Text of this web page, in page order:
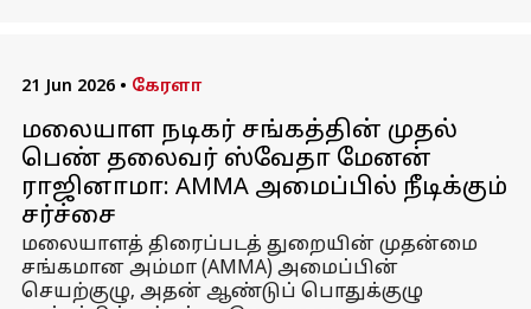
21 Jun 2026 • கேரளா
மலையாள நடிகர் சங்கத்தின் முதல்
பெண் தலைவர் ஸ்வேதா மேனன்
ராஜினாமா: AMMA அமைப்பில் நீடிக்கும்
சர்ச்சை
மலையாளத் திரைப்படத் துறையின் முதன்மை
சங்கமான அம்மா (AMMA) அமைப்பின்
செயற்குழு, அதன் ஆண்டுப் பொதுக்குழு